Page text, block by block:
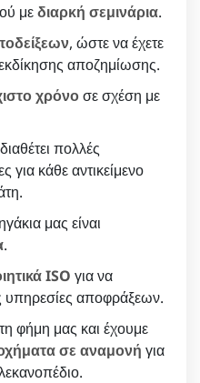
μεδιαρκή σεμινάρια.
, ώστε να έχετε
αποζημίωσης.
χρόνοσε σχέση με
διαθέτει πολλές
για κάθε αντικείμενο
μας είναι
.
ISO για να
υπηρεσίες αποφράξεων.
φήμη μας και έχουμε
σε αναμονή για